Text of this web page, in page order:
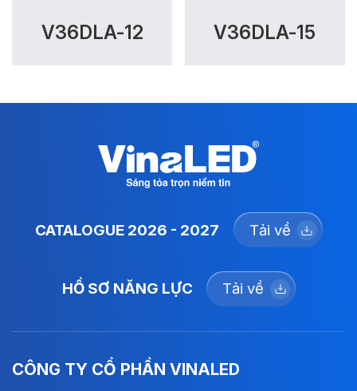
V36DLA-12 V36DLA-15
CATALOGUE 2026 - 2027 Tải về
HỒ SƠ NĂNG LỰC Tải về
CÔNG TY CỔ PHẦN VINALED